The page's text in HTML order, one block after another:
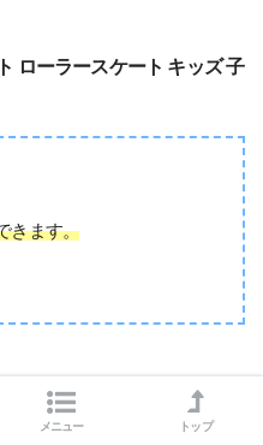
ローラースケート キッズ 子
きます。
ローラースケート キッズ 子
メニュー トップ